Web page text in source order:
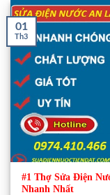
#1 Thợ Sửa Điện
Nhanh Nhất
01
Th3